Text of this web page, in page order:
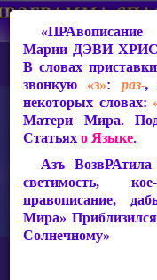
Статьи
Ответы на вопросы,
Марии ДЭВИ
В словах
звонкую «з»: раз-
некоторых словах:
Матери Мира.
Статьяхо Языке.
Азъ
светимость,
правописание,
Мира»
Солнечному»